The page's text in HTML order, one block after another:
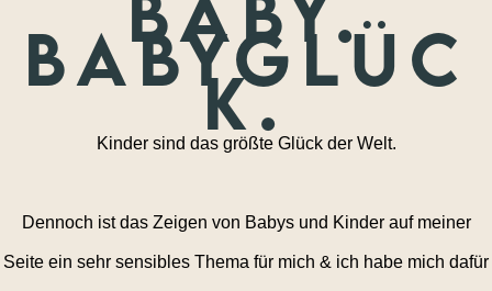
Babyglüc
k.
Kinder sind das größte Glück der Welt.
Dennoch ist das Zeigen von Babys und Kinder auf meiner
Seite ein sehr sensibles Thema für mich & ich habe mich dafür